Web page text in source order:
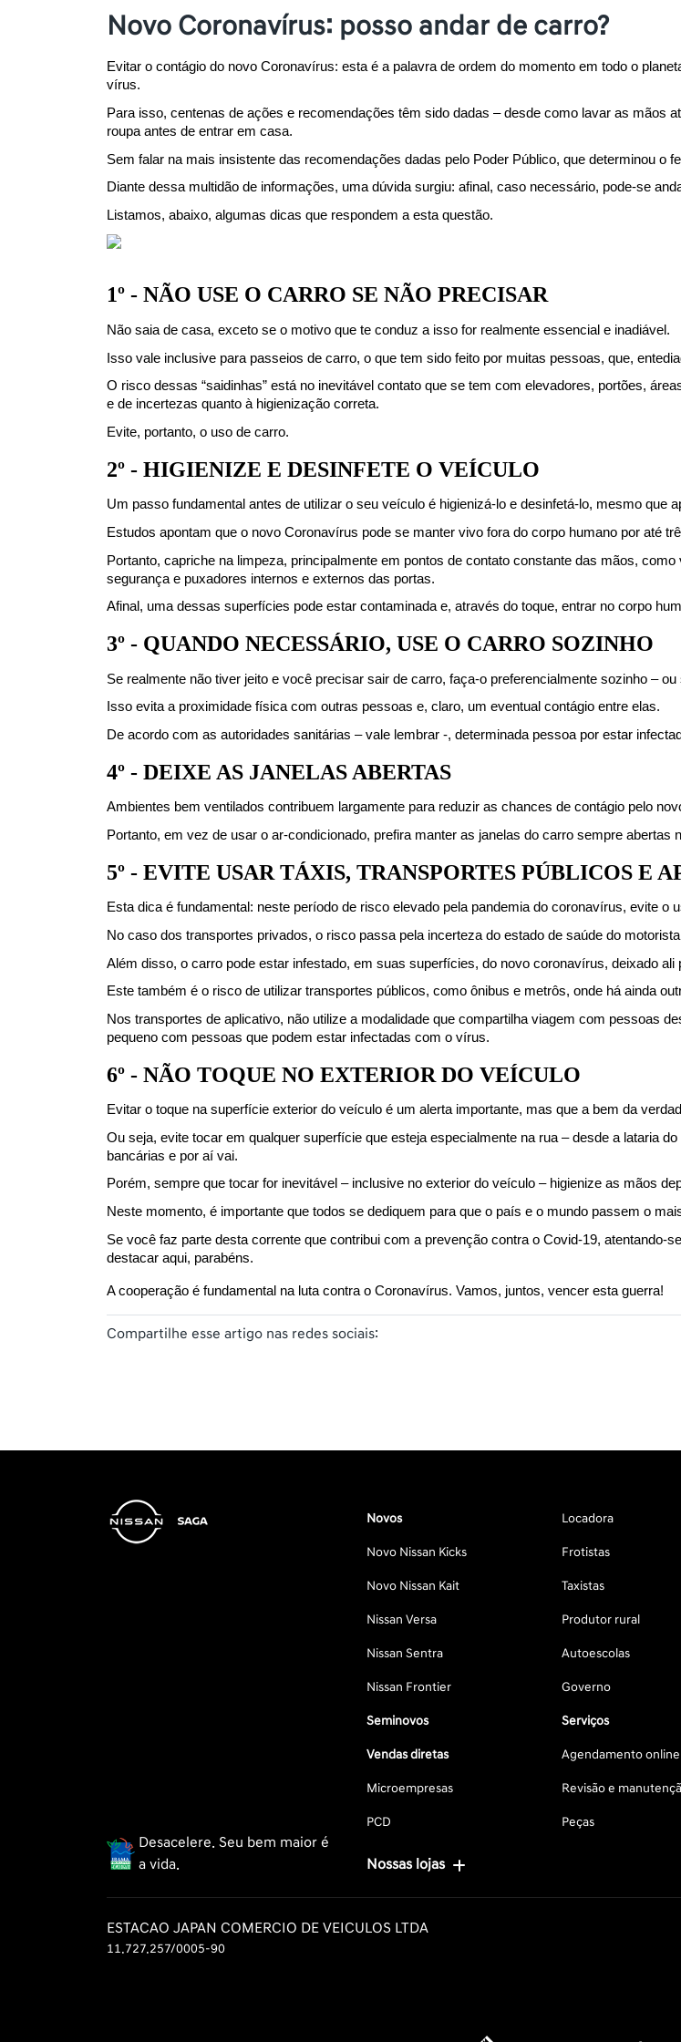
Novo Coronavírus: posso andar de carro?
Evitar o contágio do novo Coronavírus: esta é a palavra de ordem do momento em todo o
vírus.
Para isso, centenas de ações e recomendações têm sido dadas – desde como lavar as mãos
roupa antes de entrar em casa.
Sem falar na mais insistente das recomendações dadas pelo Poder Público, que determinou o
Diante dessa multidão de informações, uma dúvida surgiu: afinal, caso necessário, pode-se
Listamos, abaixo, algumas dicas que respondem a esta questão.
1º - NÃO USE O CARRO SE NÃO PRECISAR
Não saia de casa, exceto se o motivo que te conduz a isso for realmente essencial e inadiável.
Isso vale inclusive para passeios de carro, o que tem sido feito por muitas pessoas, que,
O risco dessas “saidinhas” está no inevitável contato que se tem com elevadores, portões,
e de incertezas quanto à higienização correta.
Evite, portanto, o uso de carro.
2º - HIGIENIZE E DESINFETE O VEÍCULO
Um passo fundamental antes de utilizar o seu veículo é higienizá-lo e desinfetá-lo, mesmo que
Estudos apontam que o novo Coronavírus pode se manter vivo fora do corpo humano por até
Portanto, capriche na limpeza, principalmente em pontos de contato constante das mãos,
segurança e puxadores internos e externos das portas.
Afinal, uma dessas superfícies pode estar contaminada e, através do toque, entrar no corpo
3º - QUANDO NECESSÁRIO, USE O CARRO SOZINHO
Se realmente não tiver jeito e você precisar sair de carro, faça-o preferencialmente sozinho –
Isso evita a proximidade física com outras pessoas e, claro, um eventual contágio entre elas.
De acordo com as autoridades sanitárias – vale lembrar -, determinada pessoa por estar
4º - DEIXE AS JANELAS ABERTAS
Ambientes bem ventilados contribuem largamente para reduzir as chances de contágio pelo
Portanto, em vez de usar o ar-condicionado, prefira manter as janelas do carro sempre abertas
5º - EVITE USAR TÁXIS, TRANSPORTES PÚBLICOS E
Esta dica é fundamental: neste período de risco elevado pela pandemia do coronavírus, evite o
No caso dos transportes privados, o risco passa pela incerteza do estado de saúde do
Além disso, o carro pode estar infestado, em suas superfícies, do novo coronavírus, deixado ali
Este também é o risco de utilizar transportes públicos, como ônibus e metrôs, onde há ainda
Nos transportes de aplicativo, não utilize a modalidade que compartilha viagem com pessoas
pequeno com pessoas que podem estar infectadas com o vírus.
6º - NÃO TOQUE NO EXTERIOR DO VEÍCULO
Evitar o toque na superfície exterior do veículo é um alerta importante, mas que a bem da
Ou seja, evite tocar em qualquer superfície que esteja especialmente na rua – desde a lataria
bancárias e por aí vai.
Porém, sempre que tocar for inevitável – inclusive no exterior do veículo – higienize as mãos
Neste momento, é importante que todos se dediquem para que o país e o mundo passem o
Se você faz parte desta corrente que contribui com a prevenção contra o Covid-19,
destacar aqui, parabéns.
A cooperação é fundamental na luta contra o Coronavírus. Vamos, juntos, vencer esta guerra!
Compartilhe esse artigo nas redes sociais:
Desacelere. Seu bem maior é
a vida.
Novos
Novo Nissan Kicks
Novo Nissan Kait
Nissan Versa
Nissan Sentra
Nissan Frontier
Seminovos
Vendas diretas
Microempresas
PCD
Locadora
Frotistas
Taxistas
Produtor rural
Autoescolas
Governo
Serviços
Agendamento online
Revisão e
Peças
Nossas lojas
ESTACAO JAPAN COMERCIO DE VEICULOS LTDA
11.727.257/0005-90